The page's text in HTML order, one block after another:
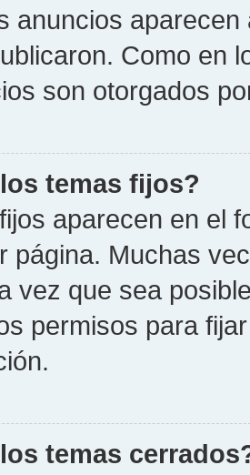
anuncios
Como en
son otorgados
temas fijos?
aparecen en el
página. Muchas
vez que sea
permisos para
temas